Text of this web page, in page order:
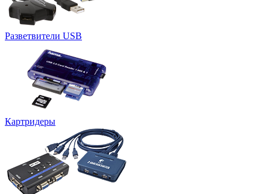
Разветвители USB
Картридеры